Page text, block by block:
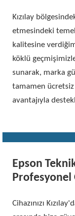
Kızılay
etmesindeki temel
kalitesine
köklü
sunarak, marka
tamamen ücretsiz
avantajıyla
Epson
Profesyonel
Cihazınızı